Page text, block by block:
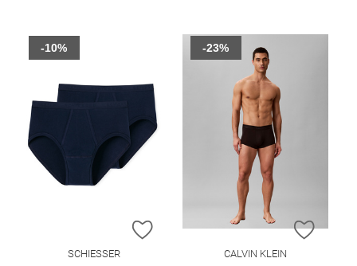
ZUR WUNSCHLISTE HINZUFÜGEN
SCHIESSER
-10%
ZUR
CALVIN KLEIN
-23%